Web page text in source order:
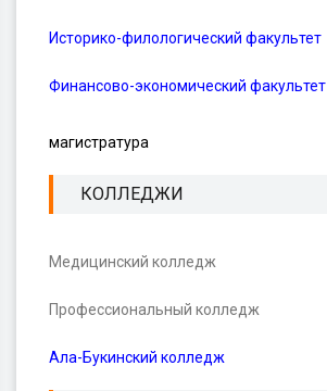
Историко-филологический факультет
Финансово-экономический факультет
магистратура
КОЛЛЕДЖИ
Медицинский колледж
Профессиональный колледж
Ала-Букинский колледж